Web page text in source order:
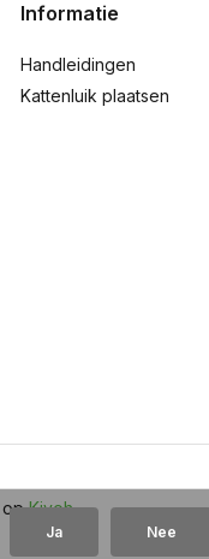
Informatie
Handleidingen
Kattenluik plaatsen
opKiyoh
Ja Nee